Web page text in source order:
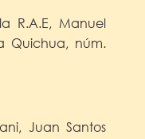
R.A.E, Manuel
Quichua, núm.
Juan Santos